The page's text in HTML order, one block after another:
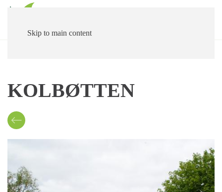
Skip to main content
KOLBØTTEN